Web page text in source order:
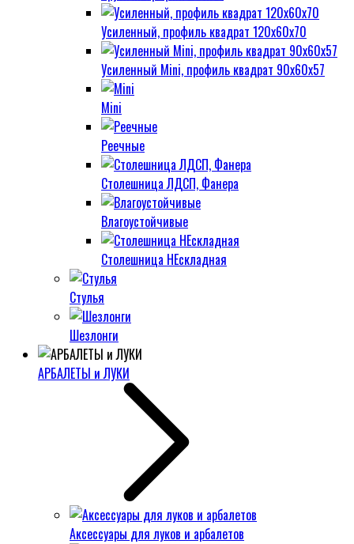
Усиленный, профиль квадрат 120х60х70
Усиленный Mini, профиль квадрат 90х60х57
Mini
Реечные
Столешница ЛДСП, Фанера
Влагоустойчивые
Столешница НЕскладная
Стулья
Шезлонги
АРБАЛЕТЫ и ЛУКИ
Аксессуары для луков и арбалетов